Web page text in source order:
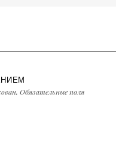
Обязательные поля